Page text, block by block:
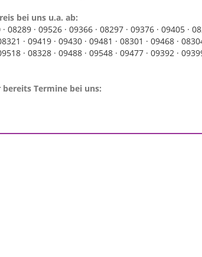
bei uns u.a. ab:
08289 · 09526 · 09366 · 08297 · 09376 · 09405 ·
· 09419 · 09430 · 09481 · 08301 · 09468 ·
· 08328 · 09488 · 09548 · 09477 · 09392 ·
Termine bei uns: